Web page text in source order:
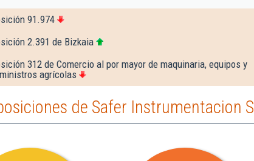
91.974
2.391 de Bizkaia
312 de Comercio al por mayor de maquinaria, equipos y
agrícolas
de Safer Instrumentacion Sl